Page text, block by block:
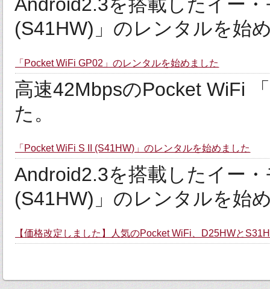
(S41HW)」のレンタルを始
「Pocket WiFi GP02」のレンタルを始めました
高速42MbpsのPocket WiFi
た。
「Pocket WiFi S II (S41HW)」のレンタルを始めました
Android2.3を搭載したイー
(S41HW)」のレンタルを始
【価格改定しました】人気のPocket WiFi、D25HWと